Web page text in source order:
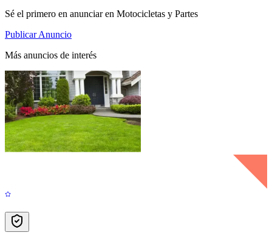
Sé el primero en anunciar en Motocicletas y Partes
Publicar Anuncio
Más anuncios de interés